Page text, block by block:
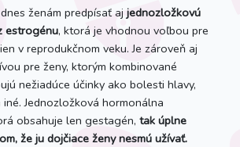
ženám predpísať aj jednozložkovú
estrogénu, ktorá je vhodnou voľbou pre
v reprodukčnom veku. Je zároveň aj
pre ženy, ktorým kombinované
nežiadúce účinky ako bolesti hlavy,
Jednozložková hormonálna
obsahuje len gestagén, tak úplne
že ju dojčiace ženy nesmú užívať.